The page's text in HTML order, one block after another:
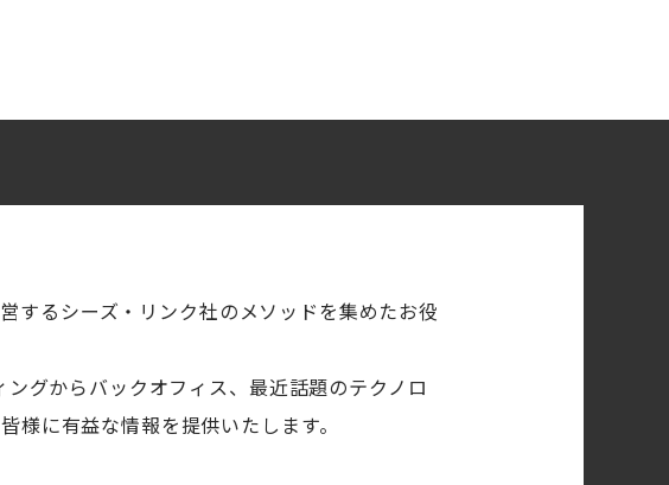
するシーズ・リンク社のメソッドを集めたお役
グからバックオフィス、最近話題のテクノロ
様に有益な情報を提供いたします。